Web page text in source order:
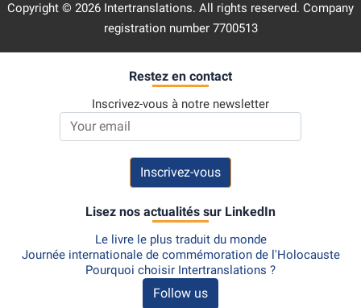
Copyright © 2026 Intertranslations. All rights reserved. Company
registration number 7700513
Restez en contact
Inscrivez-vous à notre newsletter
Lisez nos actualités sur LinkedIn
Le livre le plus traduit du monde
Journée internationale de commémoration de l'Holocauste
Pourquoi choisir Intertranslations ?
Follow us